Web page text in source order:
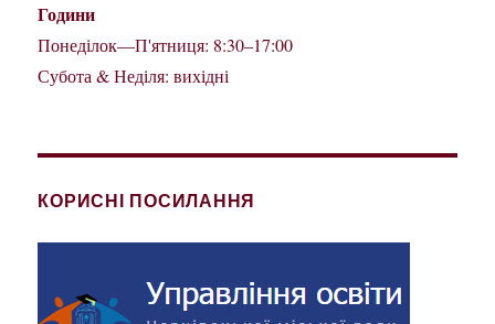
Години
Понеділок—П'ятниця: 8:30–17:00
Субота & Неділя: вихідні
КОРИСНІ ПОСИЛАННЯ